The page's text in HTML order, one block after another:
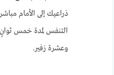
ذراعيك إلى الأمام
التنفس لمدة خمس
وعشرة زفير.